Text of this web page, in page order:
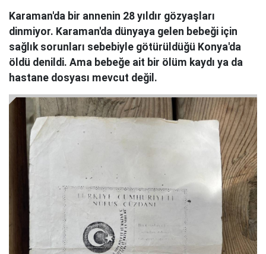
Karaman'da bir annenin 28 yıldır gözyaşları
dinmiyor. Karaman'da dünyaya gelen bebeği için
sağlık sorunları sebebiyle götürüldüğü Konya'da
öldü denildi. Ama bebeğe ait bir ölüm kaydı ya da
hastane dosyası mevcut değil.